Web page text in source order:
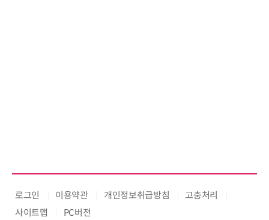
로그인 이용약관 개인정보취급방침
고충처리
사이트맵
PC버전